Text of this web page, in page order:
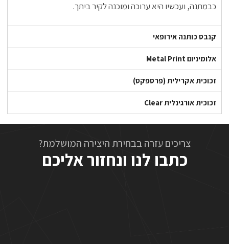
כבמתנה, ועכשיו היא ערוכה ומוכנה לקיר ביתך.
קנבס כותנה אירופאי
אלומיניום Metal Print
זכוכית אקרילית (פרספקס)
זכוכית אורגינלית Clear
צריכים עזרה בבחירת היצירה המושלמת?
כתבו לנו ונחזור אליכם